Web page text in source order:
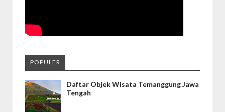
POPULER
Daftar Objek Wisata Temanggung Jawa
Tengah